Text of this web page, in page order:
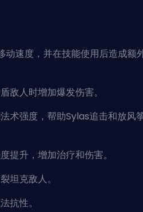
动速度，并在技能使用后造成额
敌人时增加爆发伤害。
术强度，帮助Sylas追击和放风
提升，增加治疗和伤害。
坦克敌人。
抗性。